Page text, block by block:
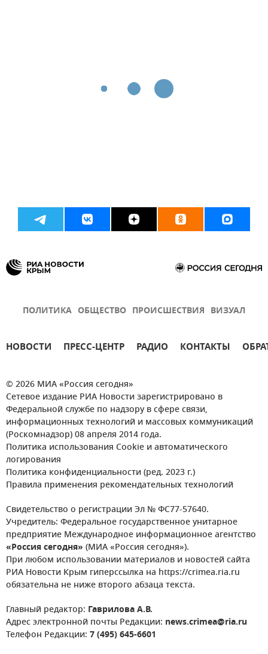
ПОЛИТИКА ОБЩЕСТВО ПРОИСШЕСТВИЯ ВИЗУАЛ
НОВОСТИ ПРЕСС-ЦЕНТР РАДИО КОНТАКТЫ
© 2026 МИА «Россия сегодня»
Сетевое издание РИА Новости зарегистрировано в
Федеральной службе по надзору в сфере связи,
информационных технологий и массовых коммуникаций
(Роскомнадзор) 08 апреля 2014 года.
Политика использования Cookie и автоматического
логирования
Политика конфиденциальности (ред. 2023 г.)
Правила применения рекомендательных технологий
Свидетельство о регистрации Эл № ФС77-57640.
Учредитель: Федеральное государственное унитарное
предприятие Международное информационное агентство
«Россия сегодня» (МИА «Россия сегодня»).
При любом использовании материалов и новостей сайта
РИА Новости Крым гиперссылка на https://crimea.ria.ru
обязательна не ниже второго абзаца текста.
Главный редактор: Гаврилова А.В.
Адрес электронной почты Редакции: news.crimea@ria.ru
Телефон Редакции: 7 (495) 645-6601